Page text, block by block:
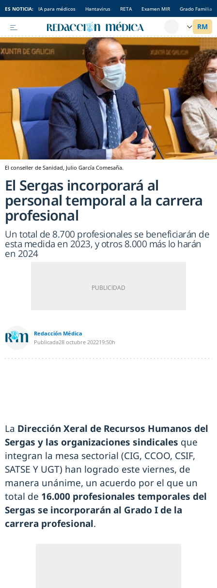
ES NOTICIA: IA para médicos Hantavirus RETA Examen MIR Grado Familia
El conseller de Sanidad, Julio García Comesaña.
El Sergas incorporará al
personal temporal a la carrera
profesional
Un total de 8.700 profesionales se beneficiarán de
esta medida en 2023, y otros 8.000 más lo harán
en 2024
Redacción Médica
Publicada28 octubre 202219:50h
La Dirección Xeral de Recursos Humanos del
Sergas y las organizaciones sindicales que
integran la mesa sectorial (CIG, CCOO, CSIF,
SATSE Y UGT) han logrado este viernes, de
manera unánime, un acuerdo por el que un
total de 16.000 profesionales temporales del
Sergas se incorporarán al Grado I de la
carrera profesional.